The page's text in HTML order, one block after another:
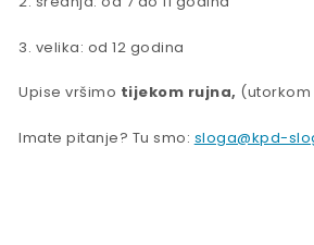
3. velika: od 12 godina
Upise vršimo tijekom rujna, (utorkom
Imate pitanje? Tu smo: sloga@kpd-